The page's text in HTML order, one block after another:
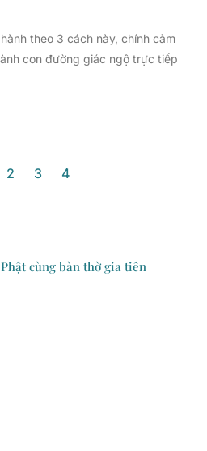
theo 3 cách này, chính cảm
con đường giác ngộ trực tiếp
2 3 4
cùng bàn thờ gia tiên